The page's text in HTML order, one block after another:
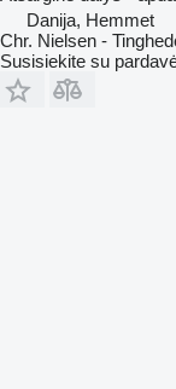
Danija, Hemmet
Chr. Nielsen -
Susisiekite su